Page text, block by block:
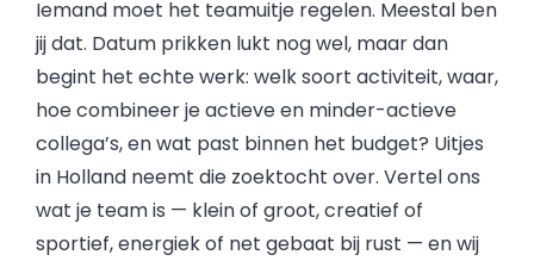
Iemand moet het teamuitje regelen. Meestal ben
jij dat. Datum prikken lukt nog wel, maar dan
begint het echte werk: welk soort activiteit, waar,
hoe combineer je actieve en minder-actieve
collega’s, en wat past binnen het budget? Uitjes
in Holland neemt die zoektocht over. Vertel ons
wat je team is — klein of groot, creatief of
sportief, energiek of net gebaat bij rust — en wij